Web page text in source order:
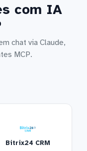
com IA
chat via Claude,
MCP.
Bitrix24 CRM